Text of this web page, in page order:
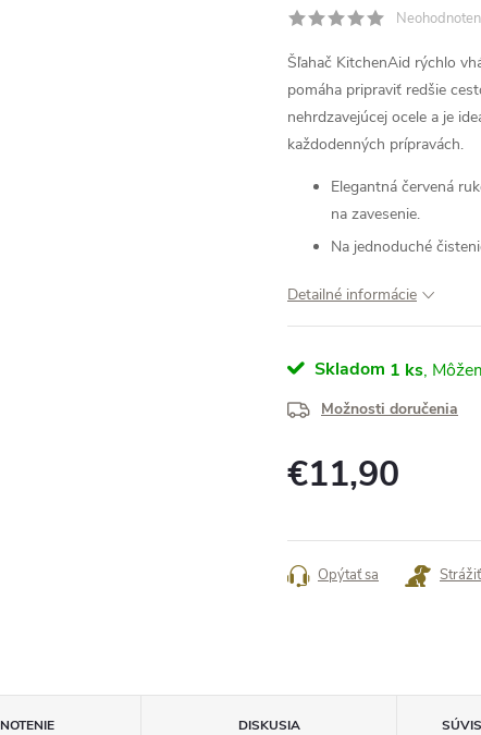
Šľahač KitchenAid rýchlo
pomáha pripraviť redšie
nehrdzavejúcej ocele a je
každodenných prípravách.
Elegantná červená
na zavesenie.
Na jednoduché
Detailné informácie
Skladom 1 ks
Možnosti doručenia
€11,90
Opýtať sa Strážiť
DISKUSIA